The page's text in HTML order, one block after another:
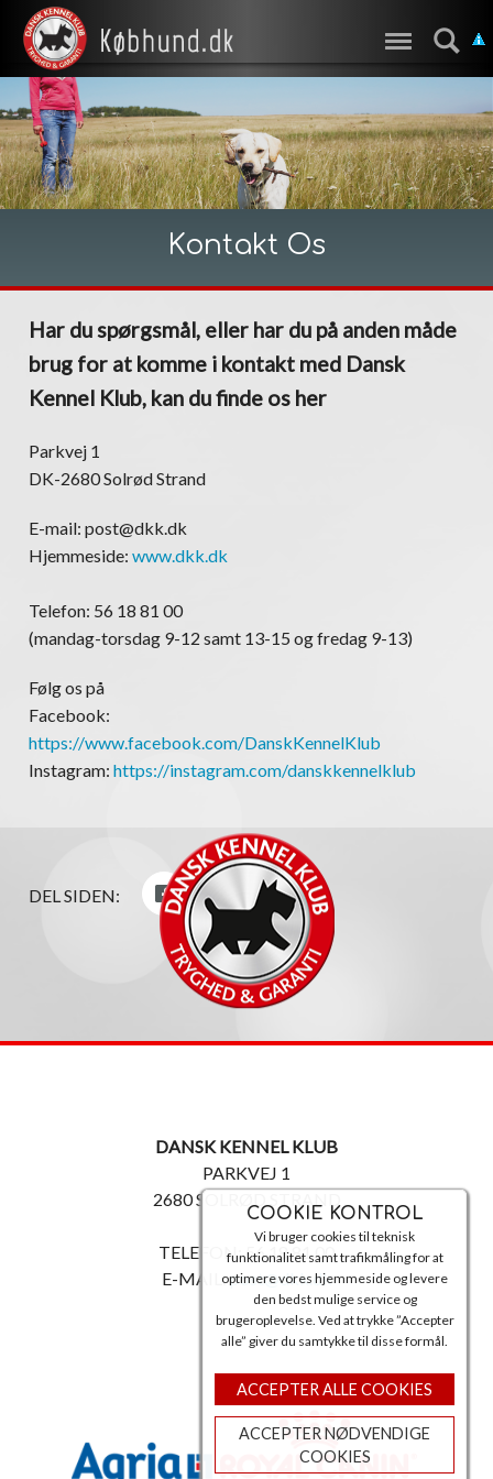
COOKIE KONTROL
Vi bruger cookies til teknisk
funktionalitet samt trafikmåling for at
optimere vores hjemmeside og levere
den bedst mulige service og
brugeroplevelse. Ved at trykke ”Accepter
alle” giver du samtykke til disse formål.
ACCEPTER ALLE COOKIES
ACCEPTER NØDVENDIGE
COOKIES
Kontakt Os
Har du spørgsmål, eller har du på anden måde
brug for at komme i kontakt med Dansk
Kennel Klub, kan du finde os her
Parkvej 1
DK-2680 Solrød Strand
E-mail: post@dkk.dk
Hjemmeside: www.dkk.dk
Telefon: 56 18 81 00
(mandag-torsdag 9-12 samt 13-15 og fredag 9-13)
Følg os på
Facebook:
https://www.facebook.com/DanskKennelKlub
Instagram: https://instagram.com/danskkennelklub
DEL SIDEN:
DANSK KENNEL KLUB
PARKVEJ 1
2680 SOLRØD STRAND
TELEFON: 56 18 81 00
E-MAIL:post@dkk.dk